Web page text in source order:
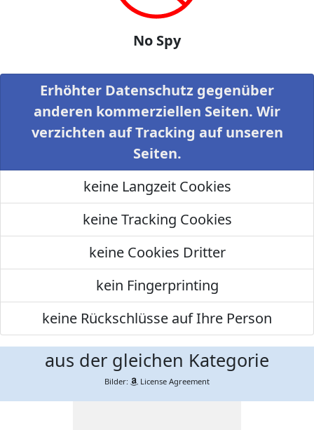
No Spy
Erhöhter Datenschutz gegenüber
anderen kommerziellen Seiten. Wir
verzichten auf Tracking auf unseren
Seiten.
keine Langzeit Cookies
keine Tracking Cookies
keine Cookies Dritter
kein Fingerprinting
keine Rückschlüsse auf Ihre Person
aus der gleichen Kategorie
Bilder: License Agreement